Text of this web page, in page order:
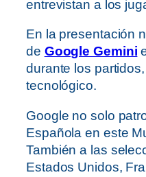
entrevistan a los
En la presentación
de Google Gemini
durante los
tecnológico.
Google no solo
Española en este
También a las
Estados Unidos,